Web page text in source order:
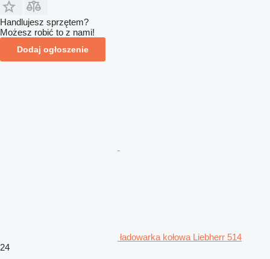
Handlujesz sprzętem?
Możesz robić to z nami!
Dodaj ogłoszenie
ładowarka kołowa Liebherr 514
24